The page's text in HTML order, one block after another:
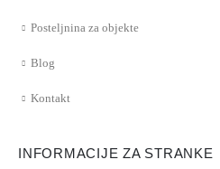
Posteljnina za objekte
Blog
Kontakt
INFORMACIJE ZA STRANKE